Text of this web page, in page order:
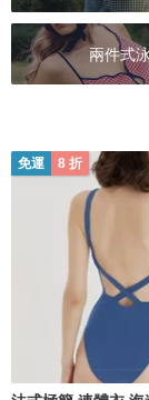
兩件式
免運 8 折